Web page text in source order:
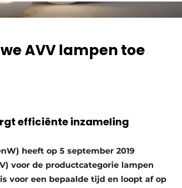
AVV lampen toe
efficiënte inzameling
heeft op 5 september 2019
voor de productcategorie lampen
voor een bepaalde tijd en loopt af op